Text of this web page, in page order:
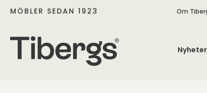
MÖBLER SEDAN 1923 Om
Nyheter